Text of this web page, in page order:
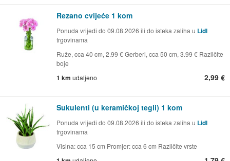
Rezano cvijeće 1 kom
Ponuda vrijedi do 09.08.2026 ili do isteka zaliha u Lidl
trgovinama
Ruže, cca 40 cm, 2.99 € Gerberi, cca 50 cm, 3.99 € Različite
boje
1 km udaljeno 2,99 €
Sukulenti (u keramičkoj tegli) 1 kom
Ponuda vrijedi do 09.08.2026 ili do isteka zaliha u Lidl
trgovinama
Visina: cca 15 cm Promjer: cca 6 cm Različite vrste